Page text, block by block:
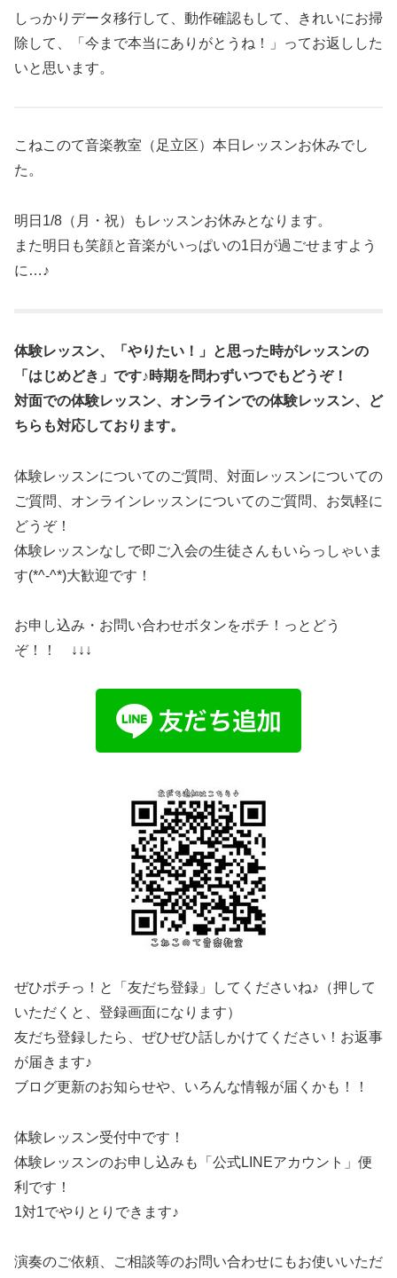
しっかりデータ移行して、動作確認もして、きれいにお掃
除して、「今まで本当にありがとうね！」ってお返しした
いと思います。
こねこのて音楽教室（足立区）本日レッスンお休みでし
た。
明日1/8（月・祝）もレッスンお休みとなります。
また明日も笑顔と音楽がいっぱいの1日が過ごせますよう
に…♪
体験レッスン、「やりたい！」と思った時がレッスンの
「はじめどき」です♪時期を問わずいつでもどうぞ！
対面での体験レッスン、オンラインでの体験レッスン、ど
ちらも対応しております。
体験レッスンについてのご質問、対面レッスンについての
ご質問、オンラインレッスンについてのご質問、お気軽に
どうぞ！
体験レッスンなしで即ご入会の生徒さんもいらっしゃいま
す(*^-^*)大歓迎です！
お申し込み・お問い合わせボタンをポチ！っとどう
ぞ！！ ↓↓↓
ぜひポチっ！と「友だち登録」してくださいね♪（押して
いただくと、登録画面になります）
友だち登録したら、ぜひぜひ話しかけてください！お返事
が届きます♪
ブログ更新のお知らせや、いろんな情報が届くかも！！
体験レッスン受付中です！
体験レッスンのお申し込みも「公式LINEアカウント」便
利です！
1対1でやりとりできます♪
演奏のご依頼、ご相談等のお問い合わせにもお使いいただ